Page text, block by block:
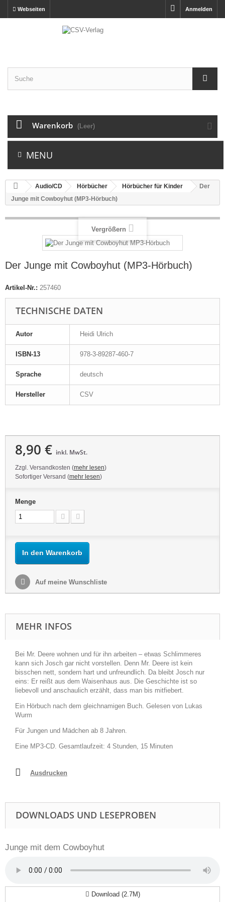
Anmelden
Webseiten
Warenkorb (Leer)
MENU
Audio/CD Hörbücher Hörbücher für Kinder
Der
Junge mit Cowboyhut (MP3-Hörbuch)
Vergrößern
Der Junge mit Cowboyhut (MP3-Hörbuch)
Artikel-Nr.: 257460
TECHNISCHE DATEN
Autor Heidi Ulrich
ISBN-13 978-3-89287-460-7
Sprache deutsch
Hersteller CSV
8,90 € inkl. MwSt.
Zzgl. Versandkosten (mehr lesen)
Sofortiger Versand (mehr lesen)
Menge
In den Warenkorb
Auf meine Wunschliste
MEHR INFOS
Bei Mr. Deere wohnen und für ihn arbeiten – etwas Schlimmeres
kann sich Josch gar nicht vorstellen. Denn Mr. Deere ist kein
bisschen nett, sondern hart und unfreundlich. Da bleibt Josch nur
eins: Er reißt aus dem Waisenhaus aus. Die Geschichte ist so
liebevoll und anschaulich erzählt, dass man bis mitfiebert.
Ein Hörbuch nach dem gleichnamigen Buch. Gelesen von Lukas
Wurm
Für Jungen und Mädchen ab 8 Jahren.
Eine MP3-CD. Gesamtlaufzeit: 4 Stunden, 15 Minuten
Ausdrucken
DOWNLOADS UND LESEPROBEN
Junge mit dem Cowboyhut
Download (2.7M)